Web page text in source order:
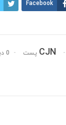
Facebook
CJN 0 دیدگاه